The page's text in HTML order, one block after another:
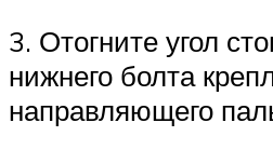
3. Отогните угол
нижнего болта
направляющего